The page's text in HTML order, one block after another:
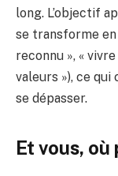
long. L’objectif
se transforme
reconnu », «
valeurs »), ce
se dépasser.
Et vous,